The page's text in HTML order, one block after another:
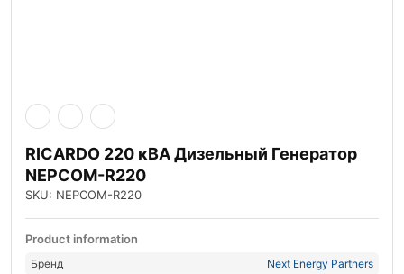
RICARDO 220 кВА Дизельный Генератор
NEPCOM-R220
SKU: NEPCOM-R220
Product information
Бренд
Next Energy Partners